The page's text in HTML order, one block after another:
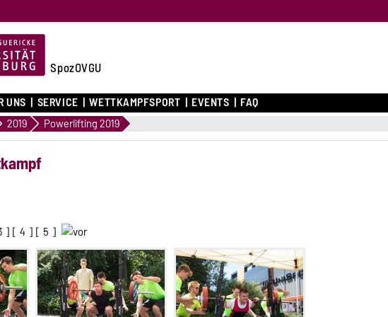
SpozOVGU
UNS SERVICE WETTKAMPFSPORT EVENTS FAQ
2019 Powerlifting 2019
] [ 4 ] [ 5 ]